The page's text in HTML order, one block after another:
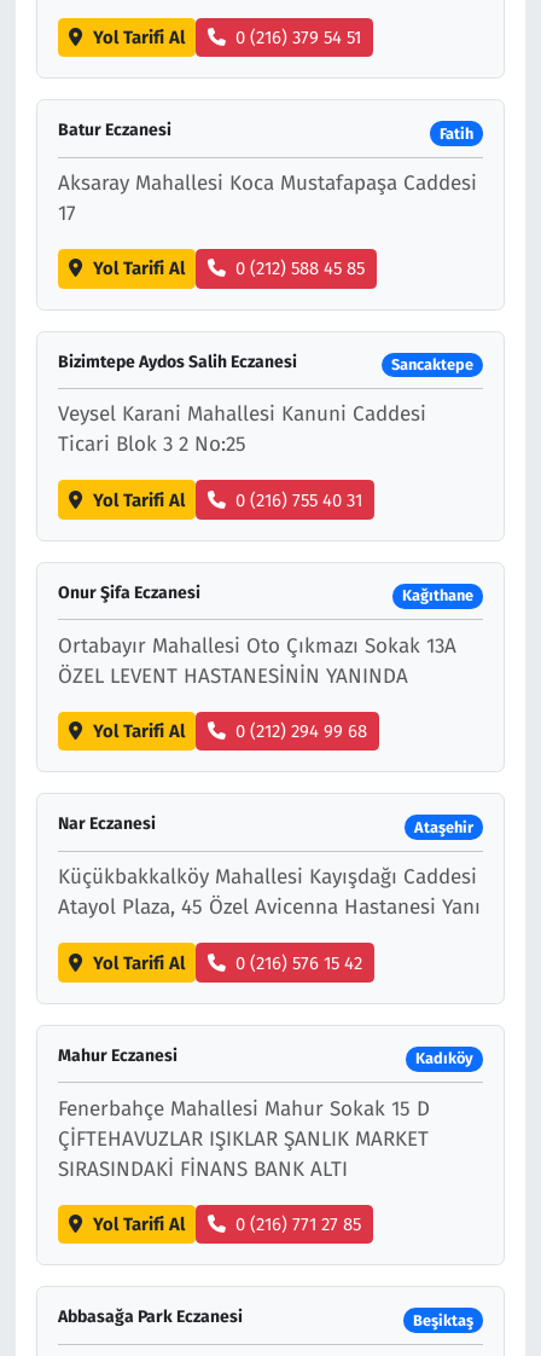
Yol Tarifi Al 0 (216) 379 54 51
Batur Eczanesi Fatih
Aksaray Mahallesi Koca Mustafapaşa Caddesi
17
Yol Tarifi Al 0 (212) 588 45 85
Bizimtepe Aydos Salih Eczanesi Sancaktepe
Veysel Karani Mahallesi Kanuni Caddesi
Ticari Blok 3 2 No:25
Yol Tarifi Al 0 (216) 755 40 31
Onur Şifa Eczanesi Kağıthane
Ortabayır Mahallesi Oto Çıkmazı Sokak 13A
ÖZEL LEVENT HASTANESİNİN YANINDA
Yol Tarifi Al 0 (212) 294 99 68
Nar Eczanesi Ataşehir
Küçükbakkalköy Mahallesi Kayışdağı Caddesi
Atayol Plaza, 45 Özel Avicenna Hastanesi Yanı
Yol Tarifi Al 0 (216) 576 15 42
Mahur Eczanesi Kadıköy
Fenerbahçe Mahallesi Mahur Sokak 15 D
ÇİFTEHAVUZLAR IŞIKLAR ŞANLIK MARKET
SIRASINDAKİ FİNANS BANK ALTI
Yol Tarifi Al 0 (216) 771 27 85
Abbasağa Park Eczanesi Beşiktaş